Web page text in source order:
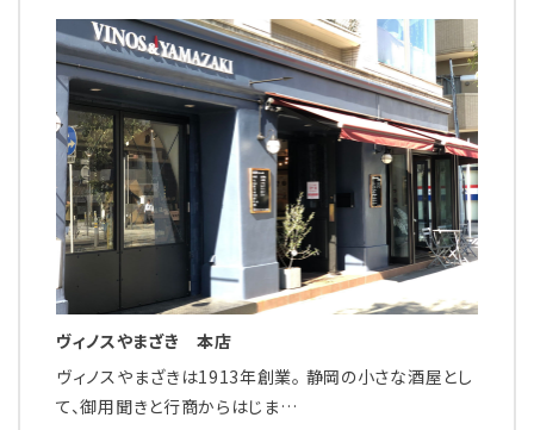
ヴィノスやまざき 本店
ヴィノスやまざきは1913年創業。 静岡の小さな酒屋とし
て、御用聞きと行商からはじま…